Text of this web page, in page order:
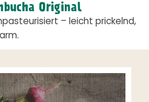
Original
– leicht prickelnd,